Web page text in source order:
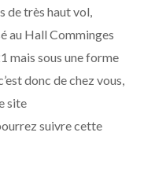
de très haut vol,
au Hall Comminges
mais sous une forme
donc de chez vous,
site
suivre cette